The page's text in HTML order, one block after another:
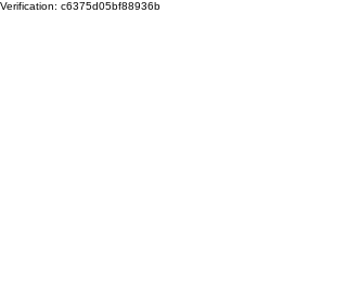
Verification: c6375d05bf88936b